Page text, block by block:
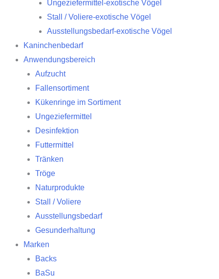
Ungeziefermittel-exotische Vögel
Stall / Voliere-exotische Vögel
Ausstellungsbedarf-exotische Vögel
Kaninchenbedarf
Anwendungsbereich
Aufzucht
Fallensortiment
Kükenringe im Sortiment
Ungeziefermittel
Desinfektion
Futtermittel
Tränken
Tröge
Naturprodukte
Stall / Voliere
Ausstellungsbedarf
Gesunderhaltung
Marken
Backs
BaSu